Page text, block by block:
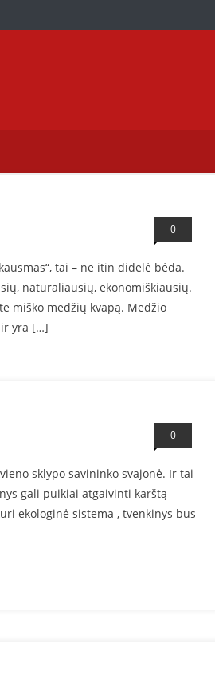
0
tai – ne itin didelė bėda.
natūraliausių, ekonomiškiausių.
miško medžių kvapą. Medžio
ir yra […]
0
sklypo savininko svajonė. Ir tai
gali puikiai atgaivinti karštą
ekologinė sistema , tvenkinys bus